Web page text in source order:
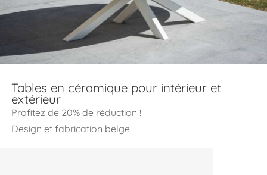
Tables en céramique pour intérieur et
extérieur
Profitez de 20% de réduction !
Design et fabrication belge.